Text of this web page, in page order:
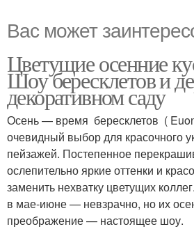
Вас может
Цветущие осенние
Шоу бересклетов и
декоративном саду
Осень — время бересклетов (
очевидный выбор для красочного
пейзажей. Постепенное
ослепительно яркие оттенки и
заменить нехватку цветущих
в мае-июне — невзрачно, но их
преображение — настоящее шоу.